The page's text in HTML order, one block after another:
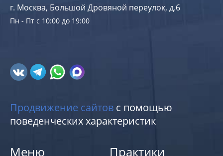
г. Москва, Большой Дровяной переулок, д.6
Пн - Пт с 10:00 до 19:00
Продвижение сайтов с помощью
поведенческих характеристик
Меню Практики